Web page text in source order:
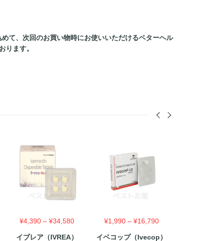
て、次回のお買い物時にお使いいただけるベターヘル
ります。
¥4,390 –¥34,580価
イブレア（IVREA）
¥1,990–¥16,790価
イベコップ（Ivecop）